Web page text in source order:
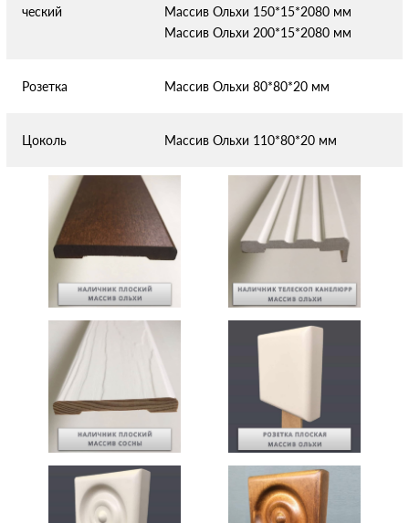
ческий
Массив Ольхи 150*15*2080 мм
Массив Ольхи 200*15*2080 мм
Розетка Массив Ольхи 80*80*20 мм
Цоколь Массив Ольхи 110*80*20 мм